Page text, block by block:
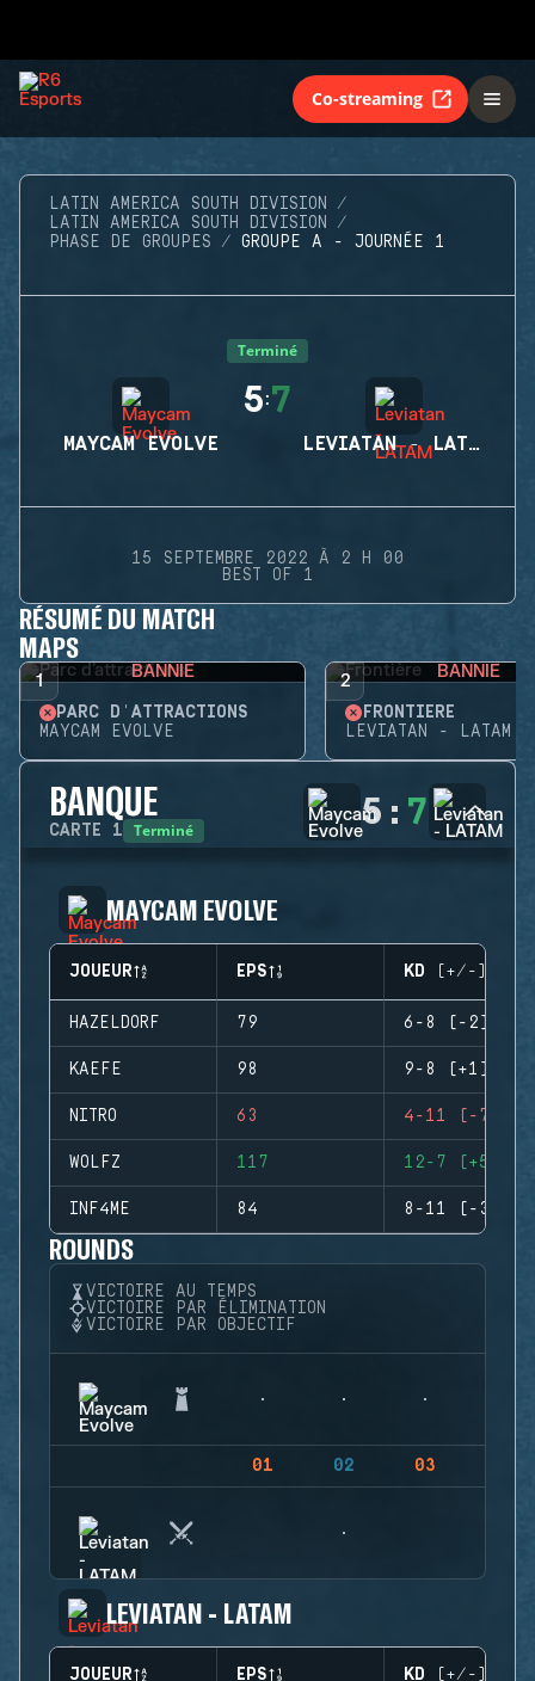
Co-streaming
LATIN AMERICA SOUTH DIVISION
LATIN AMERICA SOUTH DIVISION
PHASE DE GROUPES
GROUPE A - JOURNÉE 1
Terminé
MAYCAM EVOLVE
5:7
LEVIATAN - LATAM
15 SEPTEMBRE 2022 À 2 H 00
BEST OF 1
RÉSUMÉ DU MATCH
MAPS
1 BANNIE
PARC D'ATTRACTIONS
MAYCAM EVOLVE
2 BANNIE
FRONTIÈRE
LEVIATAN - LATAM
BANQUE
CARTE 1 Terminé 5 : 7
MAYCAM EVOLVE
JOUEUR EPS KD (+/-)
HAZELDORF 79 6-8 (-2)
KAEFE 98 9-8 (+1)
NITRO 63 4-11 (-7)
WOLFZ 117 12-7 (+5)
INF4ME 84 8-11 (-3)
ROUNDS
VICTOIRE AU TEMPS
VICTOIRE PAR ÉLIMINATION
VICTOIRE PAR OBJECTIF
01 02 03
LEVIATAN - LATAM
JOUEUR EPS KD (+/-)